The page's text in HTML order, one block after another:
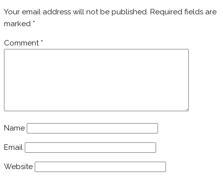
Your email address will not be published. Required fields are
marked *
Comment *
Name
Email
Website